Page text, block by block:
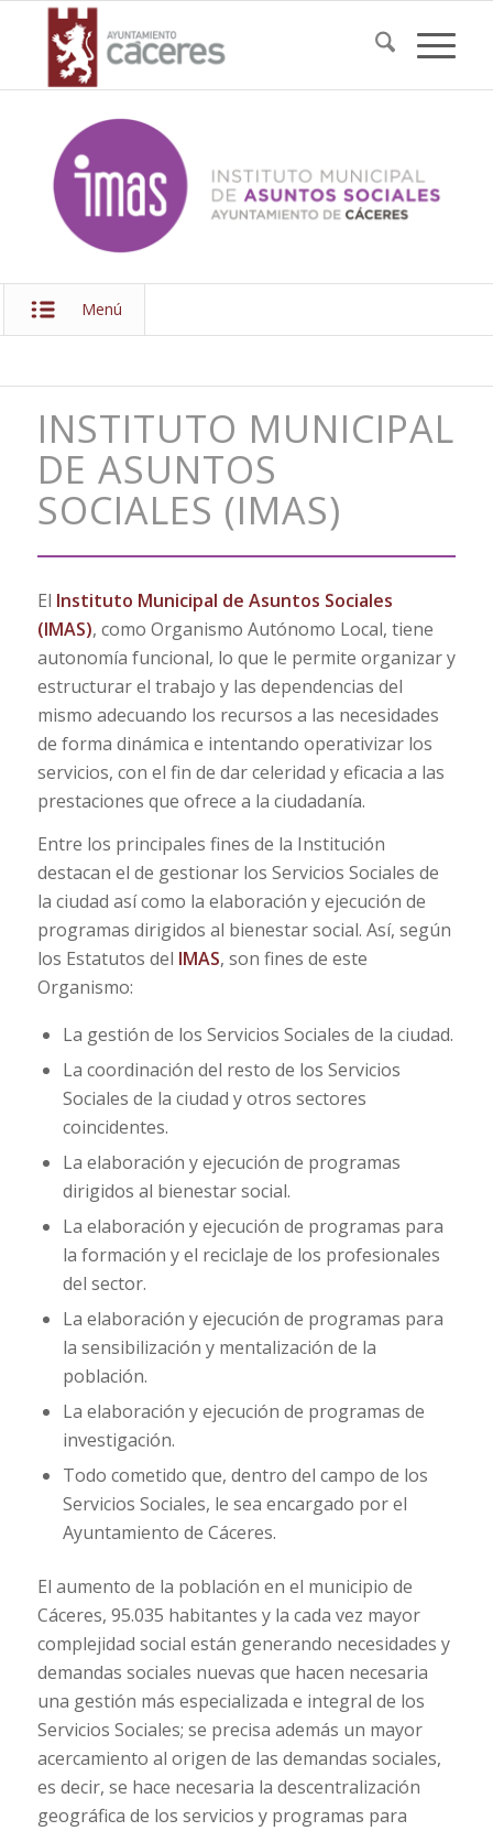
Menú
INSTITUTO MUNICIPAL
DE ASUNTOS
SOCIALES (IMAS)
El Instituto Municipal de Asuntos Sociales
(IMAS), como Organismo Autónomo Local, tiene
autonomía funcional, lo que le permite organizar y
estructurar el trabajo y las dependencias del
mismo adecuando los recursos a las necesidades
de forma dinámica e intentando operativizar los
servicios, con el fin de dar celeridad y eficacia a las
prestaciones que ofrece a la ciudadanía.
Entre los principales fines de la Institución
destacan el de gestionar los Servicios Sociales de
la ciudad así como la elaboración y ejecución de
programas dirigidos al bienestar social. Así, según
los Estatutos del IMAS, son fines de este
Organismo:
La gestión de los Servicios Sociales de la ciudad.
La coordinación del resto de los Servicios
Sociales de la ciudad y otros sectores
coincidentes.
La elaboración y ejecución de programas
dirigidos al bienestar social.
La elaboración y ejecución de programas para
la formación y el reciclaje de los profesionales
del sector.
La elaboración y ejecución de programas para
la sensibilización y mentalización de la
población.
La elaboración y ejecución de programas de
investigación.
Todo cometido que, dentro del campo de los
Servicios Sociales, le sea encargado por el
Ayuntamiento de Cáceres.
El aumento de la población en el municipio de
Cáceres, 95.035 habitantes y la cada vez mayor
complejidad social están generando necesidades y
demandas sociales nuevas que hacen necesaria
una gestión más especializada e integral de los
Servicios Sociales; se precisa además un mayor
acercamiento al origen de las demandas sociales,
es decir, se hace necesaria la descentralización
geográfica de los servicios y programas para